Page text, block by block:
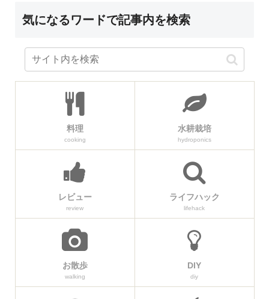
気になるワードで記事内を検索
料理
cooking
水耕栽培
hydroponics
レビュー
review
ライフハック
lifehack
お散歩
walking
DIY
diy